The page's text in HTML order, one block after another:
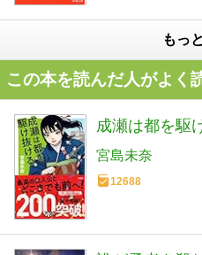
もっ
この本を読んだ人がよく
成瀬は都を駆
宮島未奈
12688